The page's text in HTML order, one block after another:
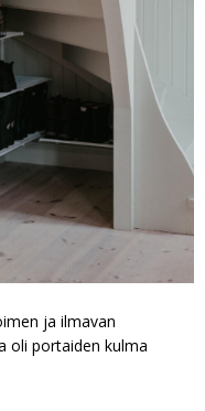
ja ilmavan
oli portaiden kulma